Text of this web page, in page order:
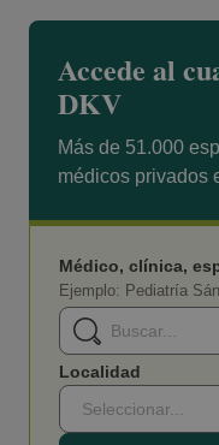
Accede al
DKV
Más de 51.000
médicos privados
Médico, clínica,
Ejemplo: Pediatría
Localidad
Seleccionar...